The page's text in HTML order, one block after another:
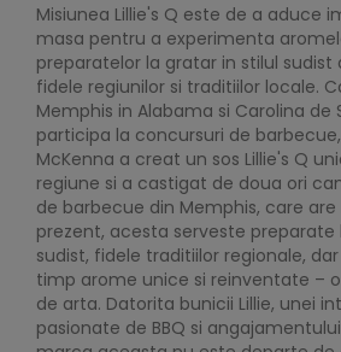
Misiunea Lillie's Q este de a aduce
masa pentru a experimenta
preparatelor la gratar in stilul sudist
fidele regiunilor si traditiilor locale.
Memphis in Alabama si Carolina de
participa la concursuri de
McKenna a creat un sos Lillie's Q
regiune si a castigat de doua ori
de barbecue din Memphis, care
prezent, acesta serveste preparate
sudist, fidele traditiilor regionale,
timp arome unice si reinventate –
de arta. Datorita bunicii Lillie, unei
pasionate de BBQ si